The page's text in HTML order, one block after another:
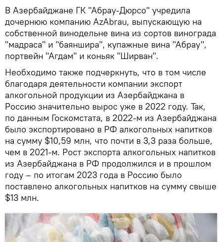
В Азербайджане ГК "Абрау-Дюрсо" учредила
дочернюю компанию AzAbrau, выпускающую на
собственной винодельне вина из сортов винограда
"мадраса" и "баяншира", купажные вина "Абрау",
портвейн "Агдам" и коньяк "Ширван".
Необходимо также подчеркнуть, что в том числе
благодаря деятельности компании экспорт
алкогольной продукции из Азербайджана в
Россию значительно вырос уже в 2022 году. Так,
по данным Госкомстата, в 2022-м из Азербайджана
было экспортировано в РФ алкогольных напитков
на сумму $10,59 млн, что почти в 3,3 раза больше,
чем в 2021-м. Рост экспорта алкогольных напитков
из Азербайджана в РФ продолжился и в прошлом
году – по итогам 2023 года в Россию было
поставлено алкогольных напитков на сумму свыше
$13 млн.